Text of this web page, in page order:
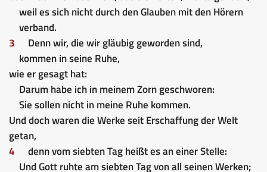
weil es sich nicht durch den Glauben mit den Hörern
verband.
3
Denn wir, die wir gläubig geworden sind,
kommen in seine Ruhe,
wie er gesagt hat:
Darum habe ich in meinem Zorn geschworen:
Sie sollen nicht in meine Ruhe kommen.
Und doch waren die Werke seit Erschaffung der Welt
getan,
4
denn vom siebten Tag heißt es an einer Stelle:
Und Gott ruhte am siebten Tag von all seinen Werken;